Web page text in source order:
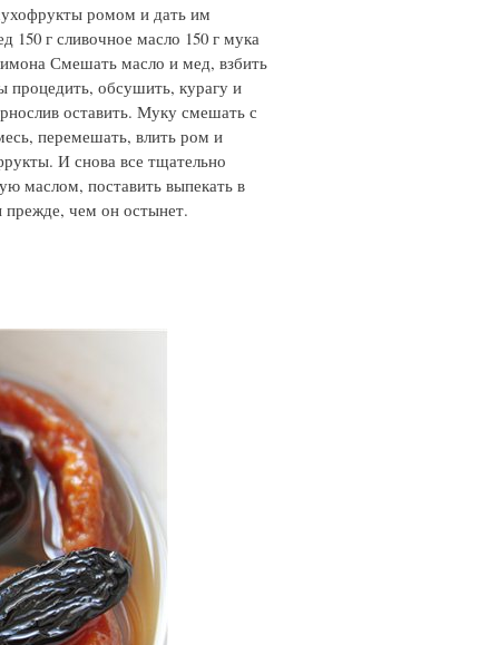
ромом и дать им
150 г сливочное масло 150 г мука
Смешать масло и мед, взбить
процедить, обсушить, курагу и
оставить. Муку смешать с
перемешать, влить ром и
И снова все тщательно
маслом, поставить выпекать в
чем он остынет.